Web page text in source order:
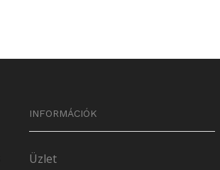
INFORMÁCIÓK
Üzlet